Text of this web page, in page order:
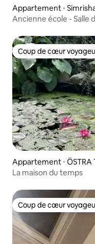
Appartement ⋅
Ancienne école - Salle
Coup de cœur
Coup de cœur
Appartement ⋅ ÖSTRA
La maison du temps
Coup de cœur
Coup de cœur